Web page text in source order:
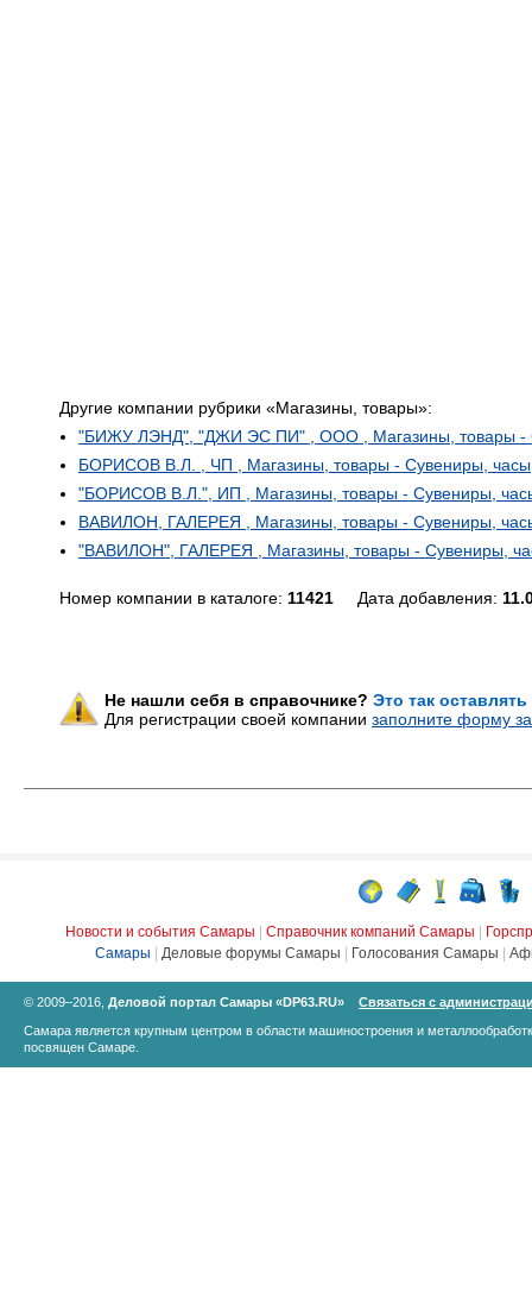
Другие компании рубрики «Магазины, товары»:
"БИЖУ ЛЭНД", "ДЖИ ЭС ПИ" , ООО , Магазины, товары -
БОРИСОВ В.Л. , ЧП , Магазины, товары - Сувениры,
"БОРИСОВ В.Л.", ИП , Магазины, товары - Сувениры,
ВАВИЛОН, ГАЛЕРЕЯ , Магазины, товары - Сувениры,
"ВАВИЛОН", ГАЛЕРЕЯ , Магазины, товары - Сувениры,
Номер компании в каталоге: 11421 Дата добавления:
Не нашли себя в справочнике? Это так
Для регистрации своей компании заполните форму
Новости и события Самары Справочник компаний Самары
Самары
Деловые форумы Самары Голосования Самары
© 2009–2016, Деловой портал Самары «DP63.RU»
Связаться с
Самара является крупным центром в области машиностроения и
посвящен Самаре.